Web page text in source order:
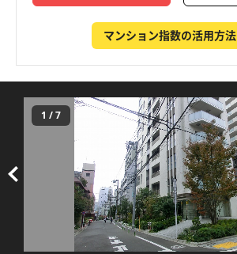
マンション指数の活用方法
1 /7